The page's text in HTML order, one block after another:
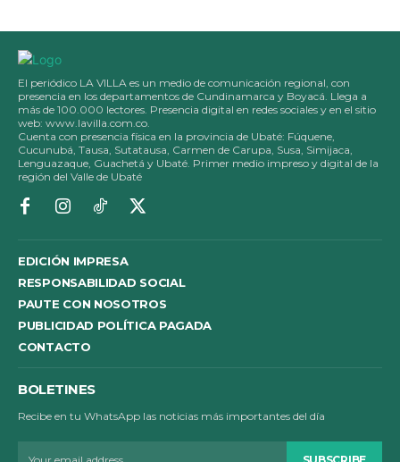
El periódico LA VILLA es un medio de comunicación regional, con
presencia en los departamentos de Cundinamarca y Boyacá. Llega a
más de 100.000 lectores. Presencia digital en redes sociales y en el sitio
web: www.lavilla.com.co.
Cuenta con presencia física en la provincia de Ubaté: Fúquene,
Cucunubá, Tausa, Sutatausa, Carmen de Carupa, Susa, Simijaca,
Lenguazaque, Guachetá y Ubaté. Primer medio impreso y digital de la
región del Valle de Ubaté
EDICIÓN IMPRESA
RESPONSABILIDAD SOCIAL
PAUTE CON NOSOTROS
PUBLICIDAD POLÍTICA PAGADA
CONTACTO
BOLETINES
Recibe en tu WhatsApp las noticias más importantes del día